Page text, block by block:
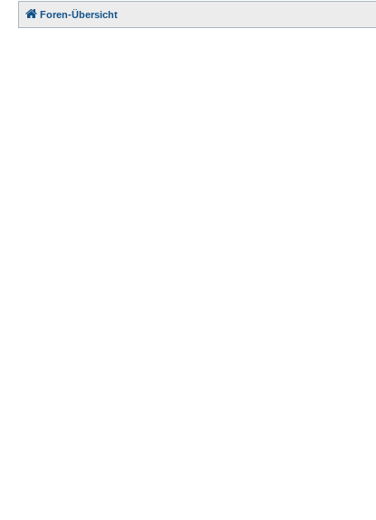
Foren-Übersicht